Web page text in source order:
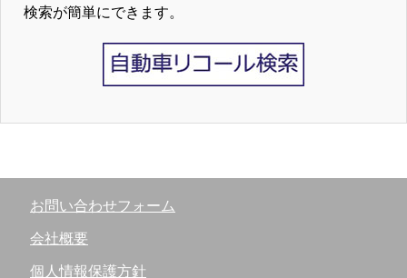
検索が簡単にできます。
お問い合わせフォーム
会社概要
個人情報保護方針